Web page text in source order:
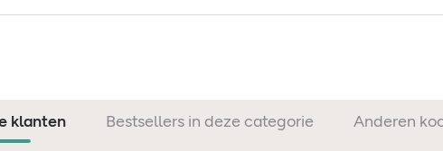
klanten Bestsellers in deze categorie Anderen